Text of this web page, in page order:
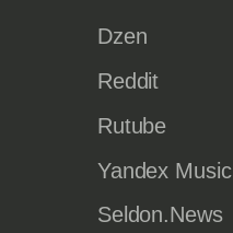
Dzen
Reddit
Rutube
Yandex Music
Seldon.News